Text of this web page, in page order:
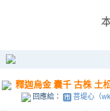
釋迦烏金 囊千 古株 土
回應給： 菩堤心（